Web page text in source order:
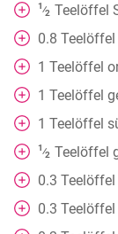
1⁄2 Teelöffel
0.8 Teelöffel
1 Teelöffel
1 Teelöffel
1 Teelöffel
1⁄2 Teelöffel
0.3 Teelöffel
0.3 Teelöffel